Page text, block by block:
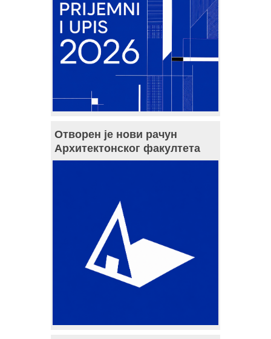
Отворен је нови рачун
Архитектонског факултета